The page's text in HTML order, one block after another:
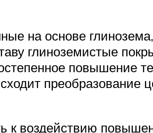
на основе
глиноземистые
повышение
преобразование
к воздействию